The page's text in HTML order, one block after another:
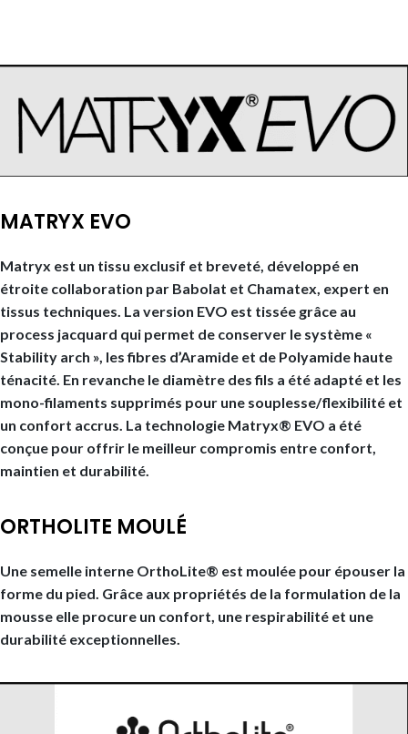
MATRYX EVO
Matryx est un tissu exclusif et breveté, développé en
étroite collaboration par Babolat et Chamatex, expert en
tissus techniques. La version EVO est tissée grâce au
process jacquard qui permet de conserver le système «
Stability arch », les fibres d’Aramide et de Polyamide haute
ténacité. En revanche le diamètre des fils a été adapté et les
mono-filaments supprimés pour une souplesse/flexibilité et
un confort accrus. La technologie Matryx® EVO a été
conçue pour offrir le meilleur compromis entre confort,
maintien et durabilité.
ORTHOLITE MOULÉ
Une semelle interne OrthoLite® est moulée pour épouser la
forme du pied. Grâce aux propriétés de la formulation de la
mousse elle procure un confort, une respirabilité et une
durabilité exceptionnelles.